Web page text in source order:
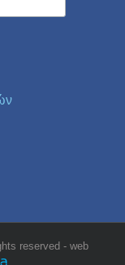
reserved - web